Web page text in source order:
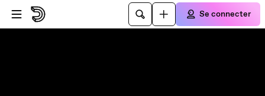
Passer au player
Passer au contenu principal
Se connecter